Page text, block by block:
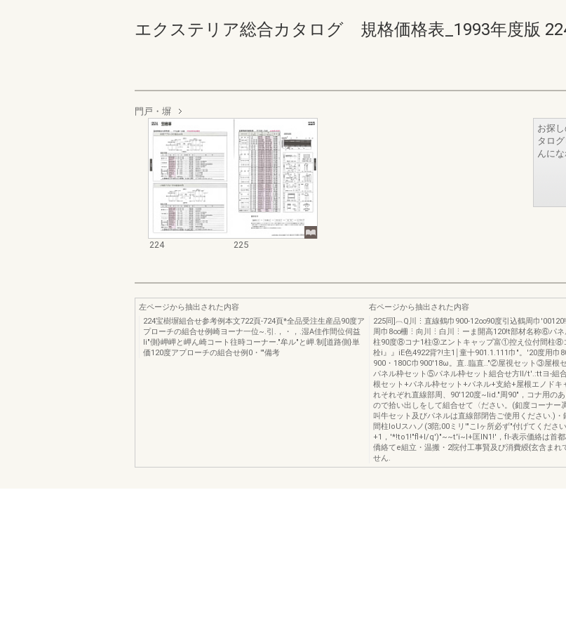
エクステリア総合カタログ 規格価格表_1993年度版
門戸・塀
224 225
お探
タロ
んにな
左ページから抽出された内容
224宝樹塀組合せ参考例本文722頁-724頁*全品受注生産品90度ア
プローチの組合せ例崎ヨーナ一位~.引.，・，.湿A佳作間位伺益
li"側}岬岬と岬ん崎コート往時コーナー."牟ル"と岬.制[道路側}単
価120度アプローチの組合せ例0・'"備考
右ページから抽出された内容
225同]︹Q川⋮直線鶴巾900-12∞90度引込鶴周巾
周巾8∞柵⋮向川⋮白川⋮ーま開高120!t部材名称⑥パネ
柱90度⑧コナ1柱⑨ヱントキャップ富①控え位付間柱⑧
栓i』』iE色4922背?!主1￨童十901.1.111巾"。'20度用巾
900・180C巾900'18ω。直..臨直.."②屋視セット③屋根
パネル枠セット⑤パネル枠セット組合せ方II/t'.:ttヨ-組
根セット+パネル枠セット+パネル+支給+屋根エノドキ
れそれぞれ直線部周、90'120度~Iid."周90"，コナ用の
ので拾い出しをして組合せて〈ださい。(釦度コーナー
叫牛セット及びパネルは直線部閉告ご使用ください.)・
間柱loUスハノ(3陪;00ミリ'"こlヶ所必ず"付げてくださ
+1，'*!to1!"fl+I/q')"~~t'ï~I+匡IN1!'，fI-表示価絡は首都
僑絡てe組立・温搬・2院付工事賢及び消費綬{玄含まれ
せん.